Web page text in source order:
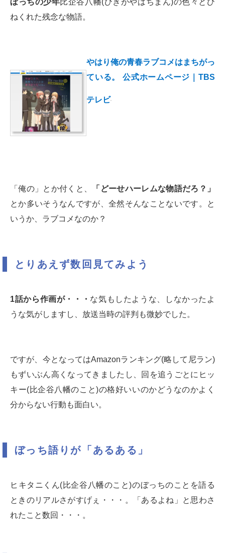
ぼっちの少年比企谷八幡(ひきがやはちまん)の色々とひ
ねくれた残念な物語。
やはり俺の青春ラブコメはまちがっ
ている。 公式ホームページ｜TBS
テレビ
「俺の」とか付くと、
「どーせハーレムな物語だろ？」
とか多いそうなんですが、全然そんなことないです。と
いうか、ラブコメなのか？
とりあえず数回見てみよう
1話から作画が・・・ な気もしたような、しなかったよ
うな気がしますし、放送当時の評判も微妙でした。
ですが、今となってはAmazonランキング(略して尼ラン)
もずいぶん高くなってきましたし、回を追うごとにヒッ
キー(比企谷八幡のこと)の格好いいのかどうなのかよく
分からない行動も面白い。
ぼっち語りが「あるある」
ヒキタニくん(比企谷八幡のこと)のぼっちのことを語る
ときのリアルさがすげぇ・・・。「あるよね」と思わさ
れたこと数回・・・。